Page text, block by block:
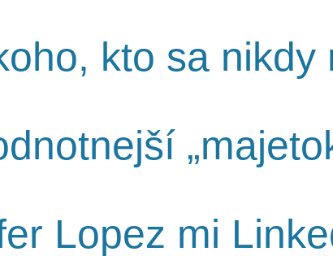
kto sa nikdy
Lopez mi